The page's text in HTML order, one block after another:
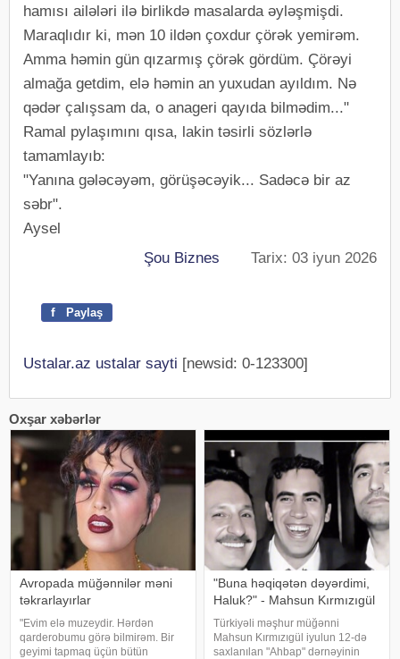
hamısı ailələri ilə birlikdə masalarda əyləşmişdi.
Maraqlıdır ki, mən 10 ildən çoxdur çörək yemirəm.
Amma həmin gün qızarmış çörək gördüm. Çörəyi
almağa getdim, elə həmin an yuxudan ayıldım. Nə
qədər çalışsam da, o anageri qayıda bilmədim..."
Ramal pylaşımını qısa, lakin təsirli sözlərlə
tamamlayıb:
"Yanına gələcəyəm, görüşəcəyik... Sadəcə bir az
səbr".
Aysel
Şou Biznes Tarix: 03 iyun 2026
f Paylaş
Ustalar.az ustalar sayti [newsid: 0-123300]
Oxşar xəbərlər
Avropada müğənnilər məni
təkrarlayırlar
"Evim elə muzeydir. Hərdən
qarderobumu görə bilmirəm. Bir
geyimi tapmaq üçün bütün
"Buna həqiqətən dəyərdimi,
Haluk?" - Mahsun Kırmızıgül
Türkiyəli məşhur müğənni
Mahsun Kırmızıgül iyulun 12-də
saxlanılan "Ahbap" dərnəyinin